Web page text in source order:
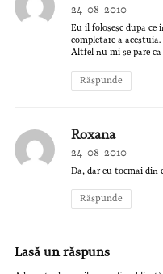
24_08_2010
Eu il folosesc dupa ce
completare a acestuia.
Altfel nu mi se pare
Răspunde
Roxana
24_08_2010
Da, dar eu tocmai din
Răspunde
Lasă un răspuns